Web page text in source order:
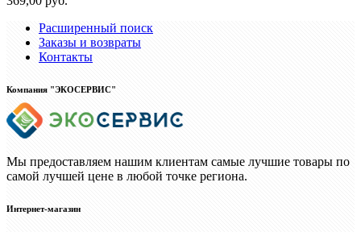
Расширенный поиск
Заказы и возвраты
Контакты
Компания "ЭКОСЕРВИС"
Мы предоставляем нашим клиентам самые лучшие товары по
самой лучшей цене в любой точке региона.
Интернет-магазин